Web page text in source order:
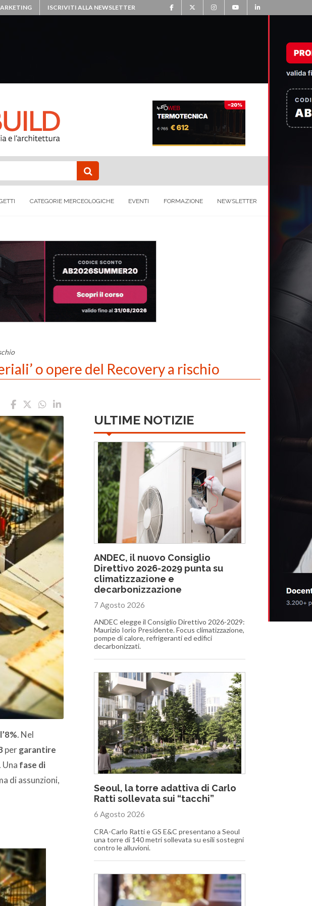
ISCRIVITI ALLA NEWSLETTER
CATEGORIE MERCEOLOGICHE EVENTI FORMAZIONE NEWSLETTER
o opere del Recovery a rischio
. Nel
pergarantire
. Una fase di
di assunzioni,
ULTIME NOTIZIE
ANDEC, il nuovo Consiglio
Direttivo 2026-2029 punta su
climatizzazione e
decarbonizzazione
7 Agosto 2026
ANDEC elegge il Consiglio Direttivo 2026-2029:
Maurizio Iorio Presidente. Focus climatizzazione,
pompe di calore, refrigeranti ed edifici
decarbonizzati.
Seoul, la torre adattiva di Carlo
Ratti sollevata sui “tacchi”
6 Agosto 2026
CRA-Carlo Ratti e GS E&C presentano a Seoul
una torre di 140 metri sollevata su esili sostegni
contro le alluvioni.